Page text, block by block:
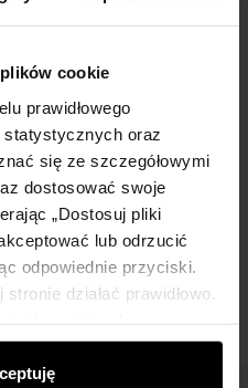
cookie
prawidłowego
statystycznych oraz
się ze szczegółowymi
dostosować swoje
„Dostosuj pliki
lub odrzucić
odpowiednie przyciski.
działać prawidłowo.
ich preferencji treści,
reklamowe informujące o